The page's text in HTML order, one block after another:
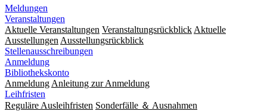
Meldungen
Veranstaltungen
Aktuelle Veranstaltungen Veranstaltungsrückblick Aktuelle
Ausstellungen Ausstellungsrückblick
Stellenausschreibungen
Anmeldung
Bibliothekskonto
Anmeldung Anleitung zur Anmeldung
Leihfristen
Reguläre Ausleihfristen Sonderfälle ＆ Ausnahmen